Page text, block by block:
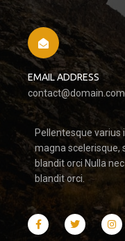
EMAIL ADDRESS
contact@domain.com
Pellentesque
magna scelerisque,
blandit orci Nulla
blandit orci.